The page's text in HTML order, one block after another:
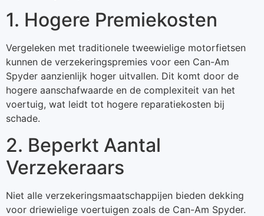
1. Hogere Premiekosten
Vergeleken met traditionele tweewielige motorfietsen
kunnen de verzekeringspremies voor een Can-Am
Spyder aanzienlijk hoger uitvallen. Dit komt door de
hogere aanschafwaarde en de complexiteit van het
voertuig, wat leidt tot hogere reparatiekosten bij
schade.
2. Beperkt Aantal
Verzekeraars
Niet alle verzekeringsmaatschappijen bieden dekking
voor driewielige voertuigen zoals de Can-Am Spyder.